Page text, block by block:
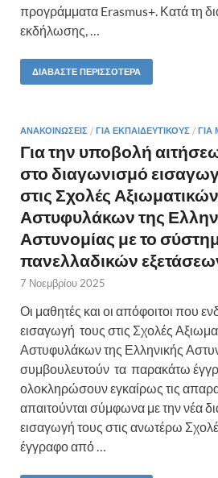
προγράμματα Erasmus+. Κατά τη
εκδήλωσης, …
ΔΙΑΒΆΣΤΕ ΠΕΡΙΣΣΌΤΕΡΑ
ΑΝΑΚΟΙΝΏΣΕΙΣ / ΓΙΑ ΕΚΠΑΙΔΕΥΤΙΚΟΎΣ / ΓΙΑ
Για την υποβολή
στο διαγωνισμό
στις Σχολές
Αστυφυλάκων της
Αστυνομίας με το
πανελλαδικών
7 Νοεμβρίου 2025
Οι μαθητές και οι απόφοιτοι που
εισαγωγή τους στις Σχολές
Αστυφυλάκων της Ελληνικής
συμβουλευτούν τα παρακάτω
ολοκληρώσουν εγκαίρως τις
απαιτούνται σύμφωνα με την νέα
εισαγωγή τους στις ανωτέρω
έγγραφο από …